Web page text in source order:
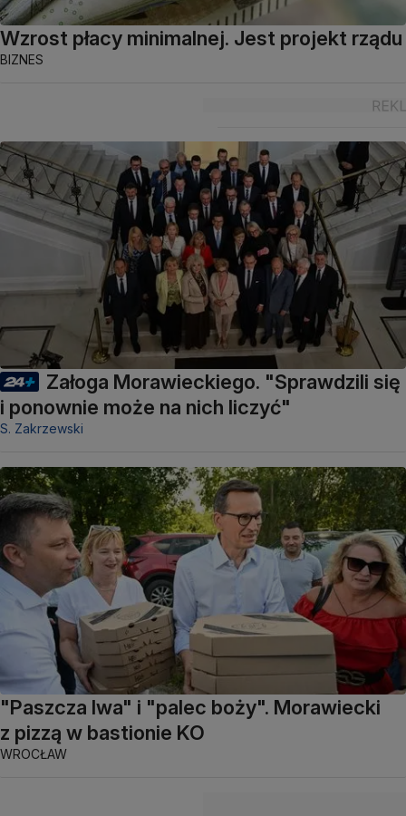
Wzrost płacy minimalnej. Jest projekt rządu
BIZNES
Załoga Morawieckiego. "Sprawdzili się
i ponownie może na nich liczyć"
S. Zakrzewski
"Paszcza lwa" i "palec boży". Morawiecki
z pizzą w bastionie KO
WROCŁAW